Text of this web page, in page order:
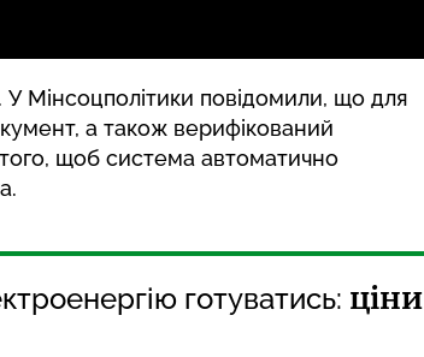
Мінсоцполітики повідомили, що для
а також верифікований
щоб система автоматично
готуватись: ціни